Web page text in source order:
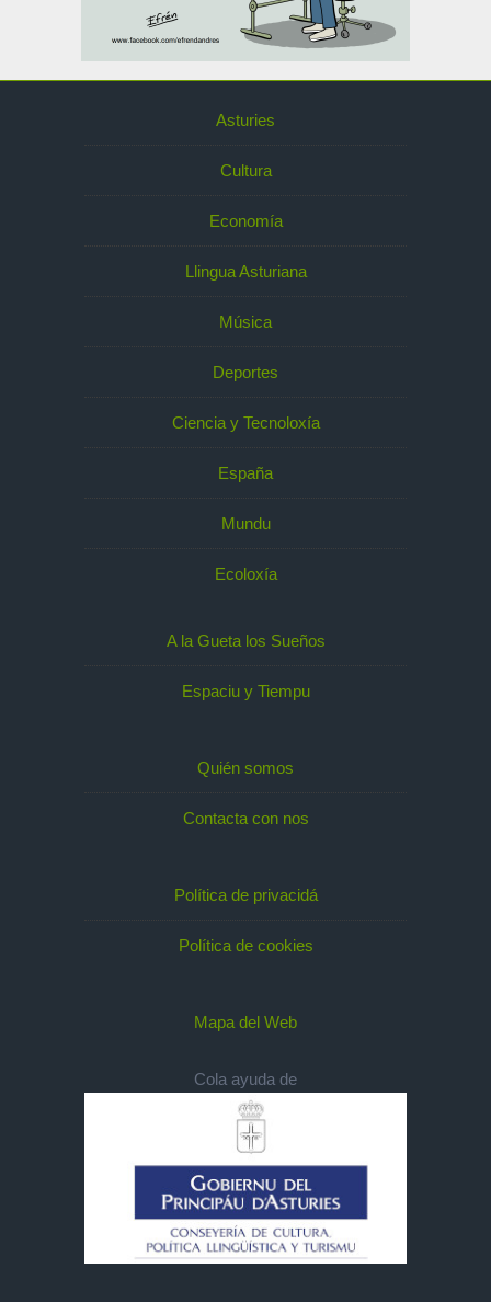
Asturies
Cultura
Economía
Llingua Asturiana
Música
Deportes
Ciencia y Tecnoloxía
España
Mundu
Ecoloxía
A la Gueta los Sueños
Espaciu y Tiempu
Quién somos
Contacta con nos
Política de privacidá
Política de cookies
Mapa del Web
Cola ayuda de